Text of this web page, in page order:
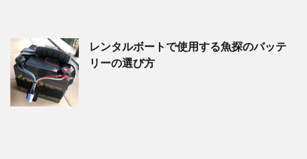
レンタルボートで使用する魚探のバッテ
リーの選び方